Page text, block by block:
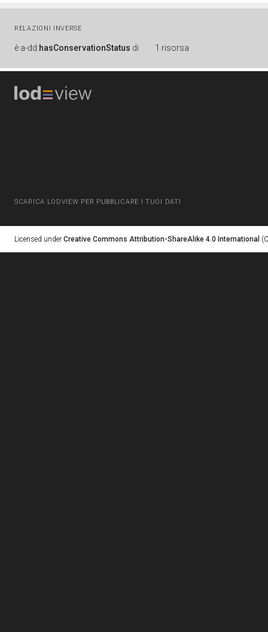
RELAZIONI INVERSE
è a-dd:hasConservationStatus di 1 risorsa
SCARICA LODVIEW PER PUBBLICARE I TUOI DATI
Licensed under Creative Commons Attribution-ShareAlike 4.0 International